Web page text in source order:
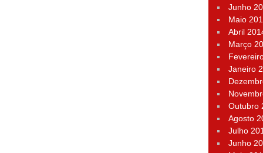
Junho
Maio
Abril
Março
Janeiro
Outubro
Agosto
Julho
Junho